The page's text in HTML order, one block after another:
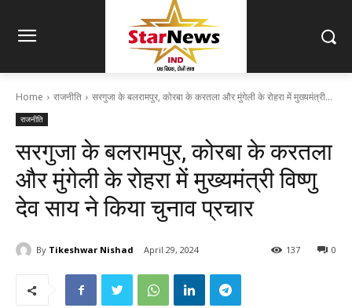
Home राजनीति सरगुजा के बलरामपुर, कोरबा के करतला और मुंगेली के रोहरा में मुख्यमंत्री...
राजनीति
सरगुजा के बलरामपुर, कोरबा के करतला
और मुंगेली के रोहरा में मुख्यमंत्री विष्णु
देव साय ने किया चुनाव प्रचार
By Tikeshwar Nishad April 29, 2024 0
137